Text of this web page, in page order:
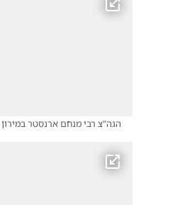
הגה"צ רבי מנחם ארנסטר במירון